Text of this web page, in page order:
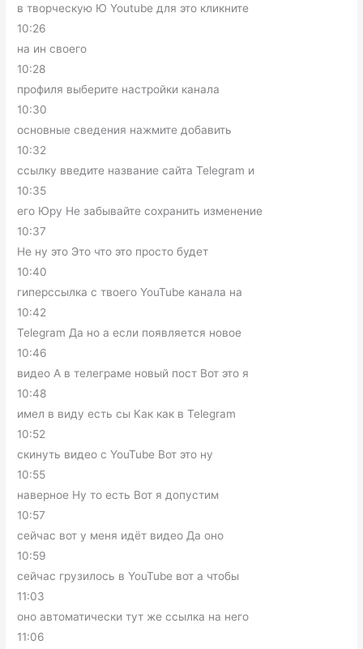
в творческую Ю Youtube для это кликните
10:26
на ин своего
10:28
профиля выберите настройки канала
10:30
основные сведения нажмите добавить
10:32
ссылку введите название сайта Telegram и
10:35
его Юру Не забывайте сохранить изменение
10:37
Не ну это Это что это просто будет
10:40
гиперссылка с твоего YouTube канала на
10:42
Telegram Да но а если появляется новое
10:46
видео А в телеграме новый пост Вот это я
10:48
имел в виду есть сы Как как в Telegram
10:52
скинуть видео с YouTube Вот это ну
10:55
наверное Ну то есть Вот я допустим
10:57
сейчас вот у меня идёт видео Да оно
10:59
сейчас грузилось в YouTube вот а чтобы
11:03
оно автоматически тут же ссылка на него
11:06